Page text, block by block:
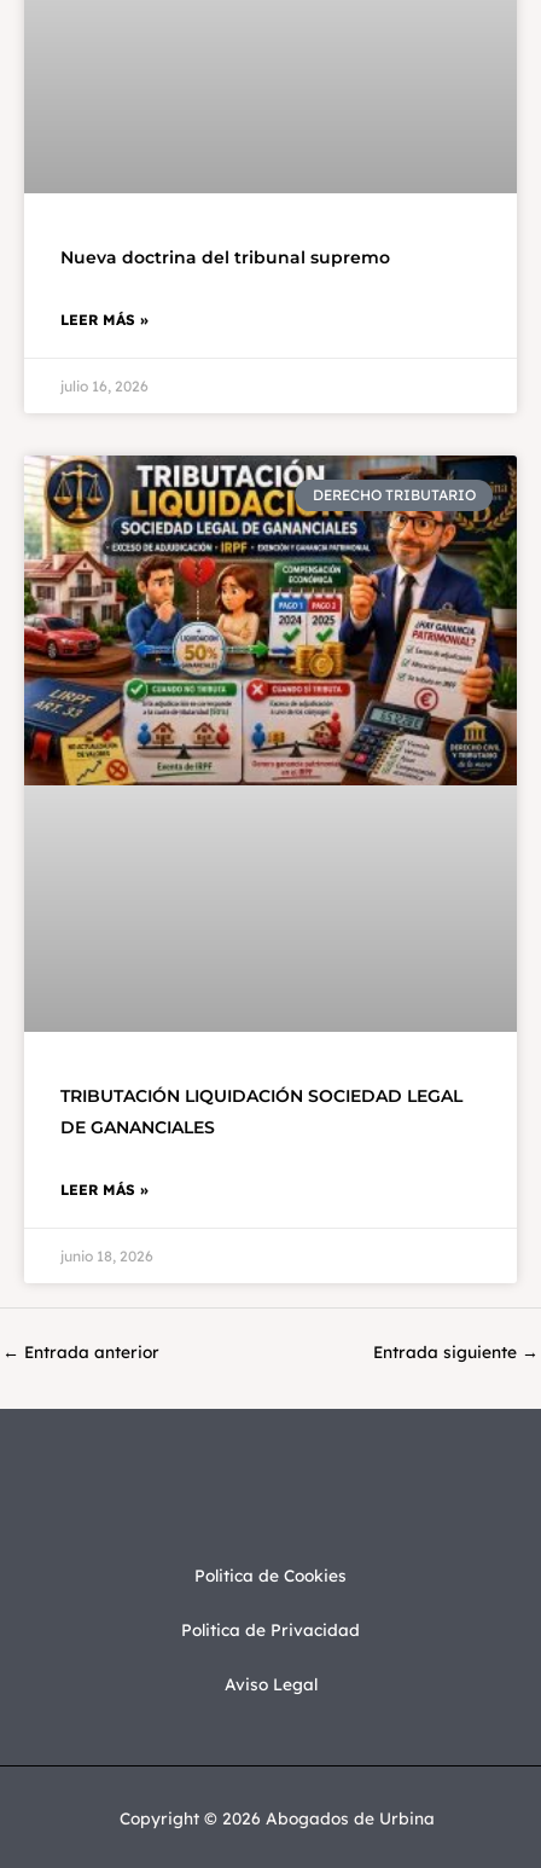
Nueva doctrina del tribunal supremo
LEER MÁS »
julio 16, 2026
DERECHO TRIBUTARIO
TRIBUTACIÓN LIQUIDACIÓN SOCIEDAD LEGAL
DE GANANCIALES
LEER MÁS »
junio 18, 2026
← Entrada anterior Entrada siguiente →
Politica de Cookies
Politica de Privacidad
Aviso Legal
Copyright © 2026 Abogados de Urbina